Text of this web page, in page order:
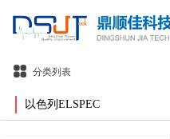
分类列表
以色列ELSPEC